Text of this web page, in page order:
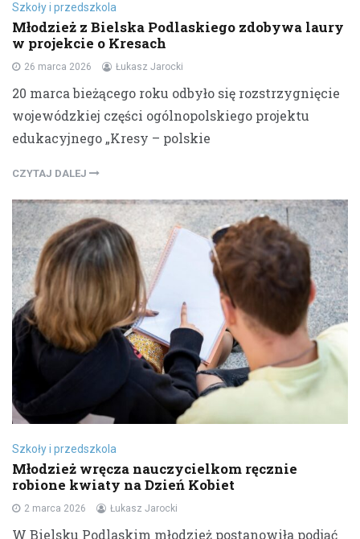
Szkoły i przedszkola
Młodzież z Bielska Podlaskiego zdobywa laury
w projekcie o Kresach
26 marca 2026 Łukasz Jarocki
20 marca bieżącego roku odbyło się rozstrzygnięcie
wojewódzkiej części ogólnopolskiego projektu
edukacyjnego „Kresy – polskie
CZYTAJ DALEJ
Szkoły i przedszkola
Młodzież wręcza nauczycielkom ręcznie
robione kwiaty na Dzień Kobiet
2 marca 2026 Łukasz Jarocki
W Bielsku Podlaskim młodzież postanowiła podjąć